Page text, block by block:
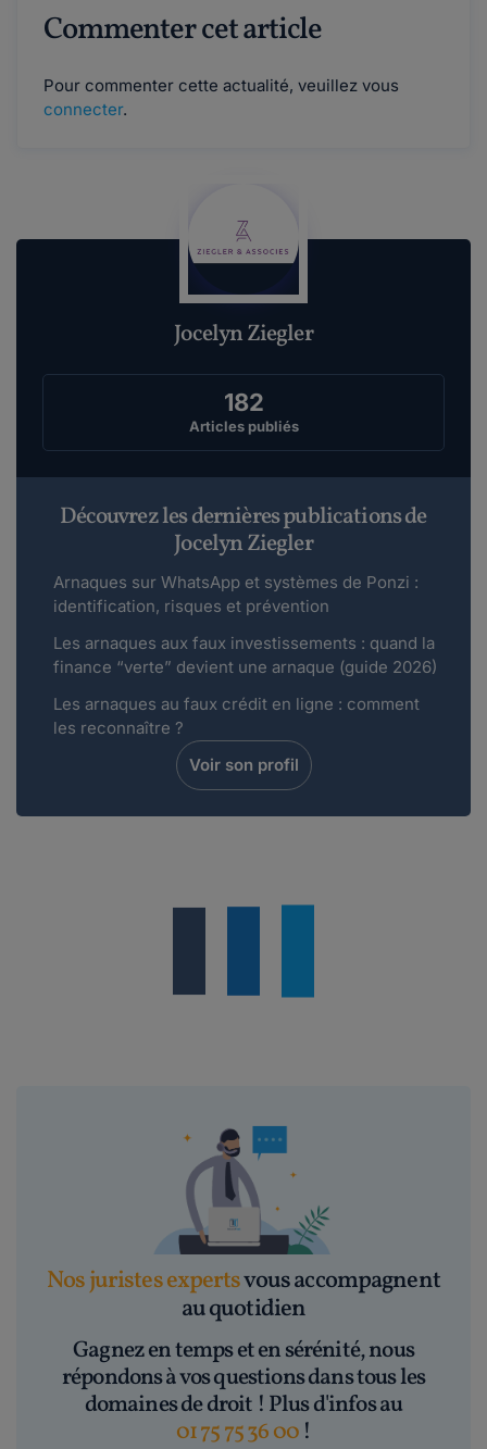
Commenter cet article
Pour commenter cette actualité, veuillez vous
connecter.
Jocelyn Ziegler
182
Articles publiés
Découvrez les dernières publications de
Jocelyn Ziegler
Arnaques sur WhatsApp et systèmes de Ponzi :
identification, risques et prévention
Les arnaques aux faux investissements : quand la
finance “verte” devient une arnaque (guide 2026)
Les arnaques au faux crédit en ligne : comment
les reconnaître ?
Voir son profil
Nos juristes expertsvous accompagnent
au quotidien
Gagnez en temps et en sérénité, nous
répondons à vos questions dans tous les
domaines de droit ! Plus d'infos au
01 75 75 36 00 !